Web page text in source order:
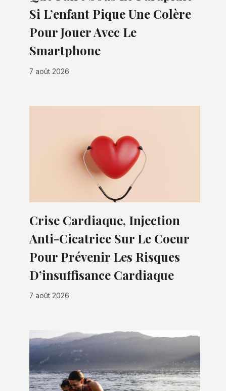
Si L’enfant Pique Une Colère
Pour Jouer Avec Le
Smartphone
7 août 2026
Crise Cardiaque, Injection
Anti-Cicatrice Sur Le Coeur
Pour Prévenir Les Risques
D’insuffisance Cardiaque
7 août 2026